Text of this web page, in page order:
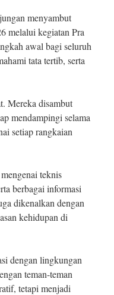
menyambut
melalui kegiatan Pra
awal bagi seluruh
tata tertib, serta
Mereka disambut
mendampingi selama
setiap rangkaian
teknis
berbagai informasi
dikenalkan dengan
kehidupan di
dengan lingkungan
teman-teman
tetapi menjadi